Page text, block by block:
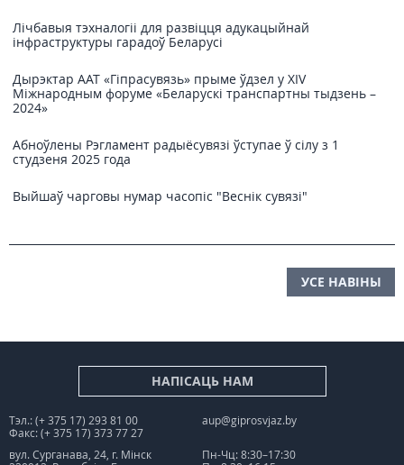
Лічбавыя тэхналогіі для развіцця адукацыйнай
інфраструктуры гарадоў Беларусі
Дырэктар ААТ «Гіпрасувязь» прыме ўдзел у XIV
Міжнародным форуме «Беларускі транспартны тыдзень –
2024»
Абноўлены Рэгламент радыёсувязі ўступае ў сілу з 1
студзеня 2025 года
Выйшаў чарговы нумар часопіс "Веснiк сувязi"
УСЕ НАВІНЫ
НАПІСАЦЬ НАМ
Тэл.: (+ 375 17) 293 81 00
Факс: (+ 375 17) 373 77 27
aup@giprosvjaz.by
вул. Сурганава, 24, г. Мінск
Пн-Чц: 8:30–17:30